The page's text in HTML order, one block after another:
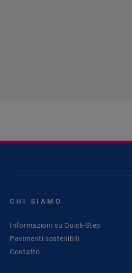
CHI SIAMO
Informazioni su Quick-Step
Pavimenti sostenibili
Contatto